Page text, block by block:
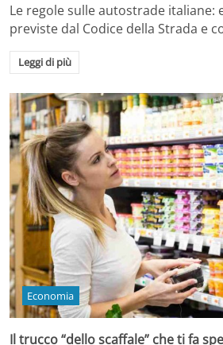
Le regole sulle autostrade italiane:
previste dal Codice della Strada e
Leggi di più
Economia
Il trucco “dello scaffale” che ti fa